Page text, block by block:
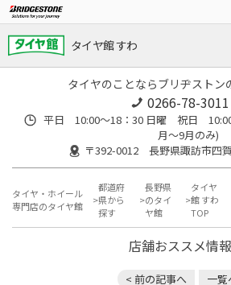
タイヤ館 すわ
タイヤのことならブリヂストン
0266-78-3011
平日 10:00〜18：30 日曜 祝日
月〜9月のみ)
〒392-0012 長野県諏訪市四
タイヤ・ホイール
専門店のタイヤ館
都道府
県から
探す
長野県
のタイ
ヤ館
タイヤ
館 すわ
TOP
店舗おススメ情報
< 前の記事へ 一覧